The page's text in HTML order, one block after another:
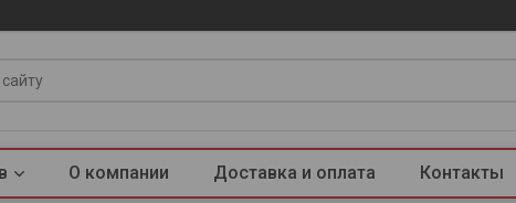
О компании Доставка и оплата Контакты